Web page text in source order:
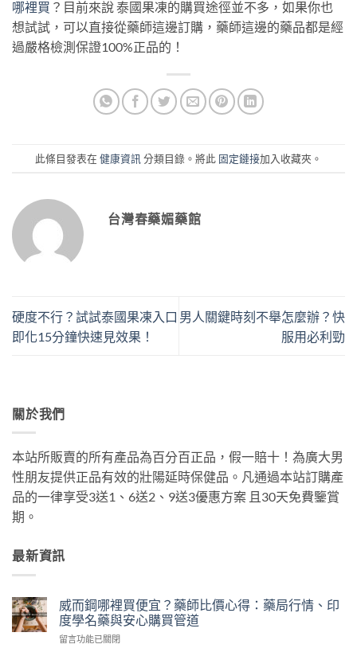
哪裡買 ？目前來說 泰國果凍的購買途徑並不多，如果你也
想試試，可以直接從藥師這邊訂購，藥師這邊的藥品都是經
過嚴格檢測保證100%正品的！
此條目發表在 健康資訊 分類目錄。將此 固定鏈接加入收藏夾。
台灣春藥媚藥館
硬度不行？試試泰國果凍入口
即化15分鐘快速見效果！
男人關鍵時刻不舉怎麼辦？快
服用必利勁
關於我們
本站所販賣的所有產品為百分百正品，假一賠十！為廣大男
性朋友提供正品有效的壯陽延時保健品。凡通過本站訂購產
品的一律享受3送1、6送2、9送3優惠方案 且30天免費鑒賞
期。
最新資訊
威而鋼哪裡買便宜？藥師比價心得：藥局行情、印
度學名藥與安心購買管道
在
留言功能已關閉